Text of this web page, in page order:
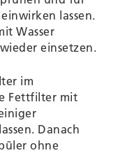
lassen.
Wasser
einsetzen.
im
Fettfilter mit
Danach
ohne